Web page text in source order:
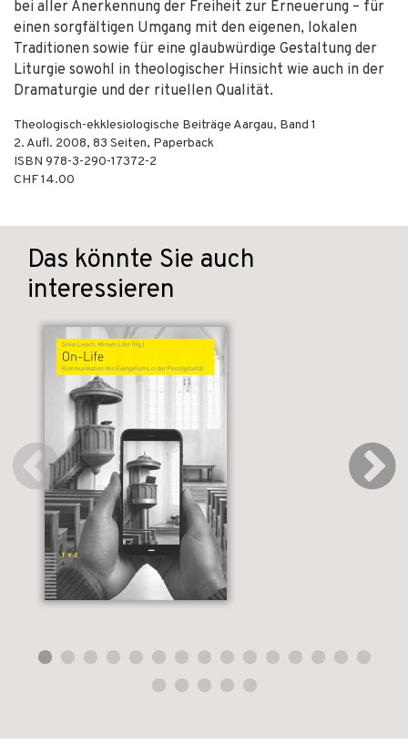
bei aller Anerkennung der Freiheit zur Erneuerung – für
einen sorgfältigen Umgang mit den eigenen, lokalen
Traditionen sowie für eine glaubwürdige Gestaltung der
Liturgie sowohl in theologischer Hinsicht wie auch in der
Dramaturgie und der rituellen Qualität.
Theologisch-ekklesiologische Beiträge Aargau, Band 1
2. Aufl. 2008, 83 Seiten, Paperback
ISBN 978-3-290-17372-2
CHF 14.00
Das könnte Sie auch
interessieren